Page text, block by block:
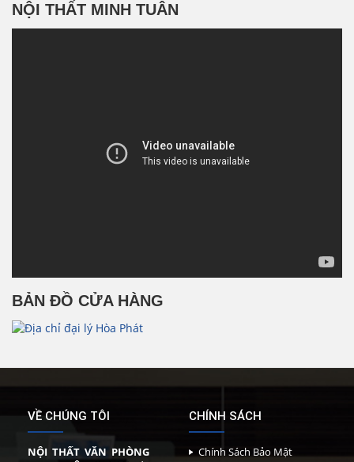
NỘI THẤT MINH TUÂN
BẢN ĐỒ CỬA HÀNG
VỀ CHÚNG TÔI
NỘI THẤT VĂN PHÒNG
CHÍNH SÁCH
Chính Sách Bảo Mật